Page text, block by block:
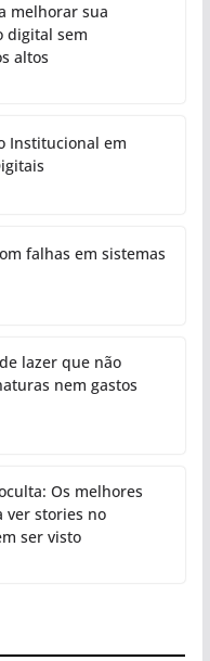
melhorar sua
digital sem
altos
Institucional em
falhas em sistemas
lazer que não
nem gastos
Os melhores
ver stories no
ser visto